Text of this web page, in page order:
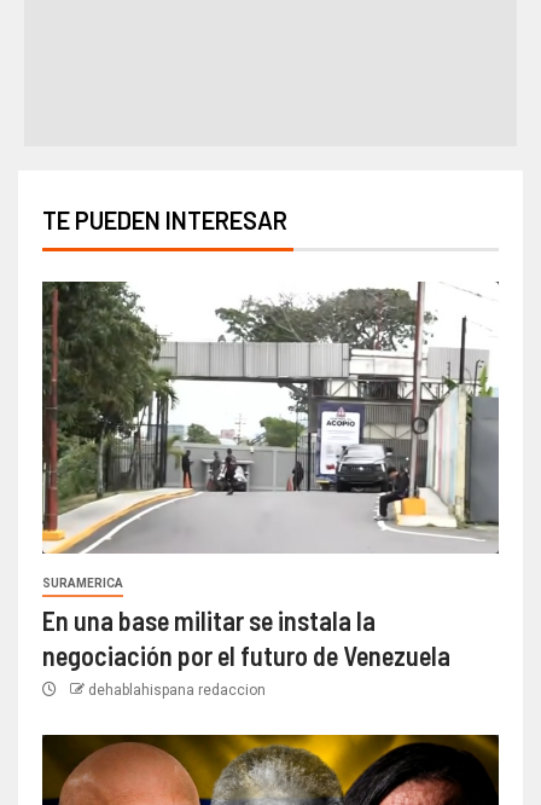
TE PUEDEN INTERESAR
SURAMERICA
En una base militar se instala la
negociación por el futuro de Venezuela
dehablahispana redaccion